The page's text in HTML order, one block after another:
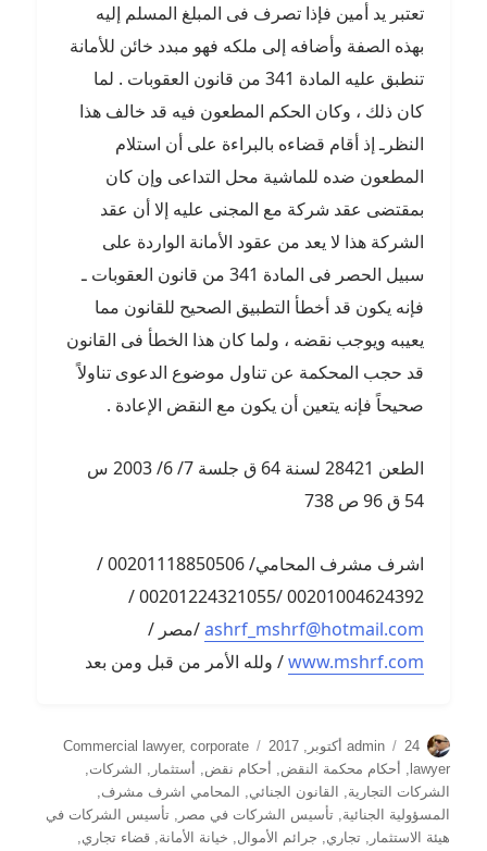
تعتبر يد أمين فإذا تصرف فى المبلغ المسلم إليه
بهذه الصفة وأضافه إلى ملكه فهو مبدد خائن للأمانة
تنطبق عليه المادة 341 من قانون العقوبات . لما
كان ذلك ، وكان الحكم المطعون فيه قد خالف هذا
النظرـ إذ أقام قضاءه بالبراءة على أن استلام
المطعون ضده للماشية محل التداعى وإن كان
بمقتضى عقد شركة مع المجنى عليه إلا أن عقد
الشركة هذا لا يعد من عقود الأمانة الواردة على
سبيل الحصر فى المادة 341 من قانون العقوبات ـ
فإنه يكون قد أخطأ التطبيق الصحيح للقانون مما
يعيبه ويوجب نقضه ، ولما كان هذا الخطأ فى القانون
قد حجب المحكمة عن تناول موضوع الدعوى تناولاً
صحيحاً فإنه يتعين أن يكون مع النقض الإعادة .
الطعن 28421 لسنة 64 ق جلسة 7/ 6/ 2003 س
54 ق 96 ص 738
اشرف مشرف المحامي/ 00201118850506 /
00201004624392 /00201224321055 /
ashrf_mshrf@hotmail.com/مصر /
www.mshrf.com/ ولله الأمر من قبل ومن بعد
الكاتبadmin
نُشرت
في
24 أكتوبر, 2017 التصنيفات Commercial lawyer, corporate
lawyer
, أحكام محكمة النقض, أحكام نقض, أستثمار , الشركات,
الشركات التجارية, القانون الجنائي, المحامي اشرف مشرف,
المسؤولية الجنائية,تأسيس الشركات في مصر ,تأسيس الشركات في
هيئة الاستثمار ,تجاري, جرائم الأموال, خيانة الأمانة,قضاء تجاري,